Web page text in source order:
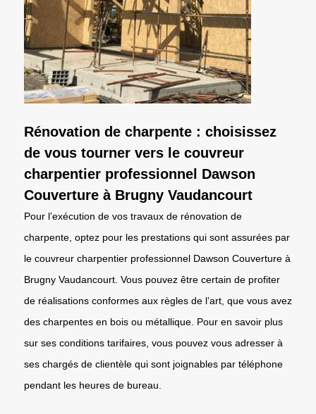
Rénovation de charpente : choisissez
de vous tourner vers le couvreur
charpentier professionnel Dawson
Couverture à Brugny Vaudancourt
Pour l’exécution de vos travaux de rénovation de
charpente, optez pour les prestations qui sont assurées par
le couvreur charpentier professionnel Dawson Couverture à
Brugny Vaudancourt. Vous pouvez être certain de profiter
de réalisations conformes aux règles de l’art, que vous avez
des charpentes en bois ou métallique. Pour en savoir plus
sur ses conditions tarifaires, vous pouvez vous adresser à
ses chargés de clientèle qui sont joignables par téléphone
pendant les heures de bureau.